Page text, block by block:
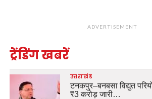
ADVERTISEMENT
ट्रेंडिंग खबरें
उत्तराखंड
टनकपुर–बनबसा विद्युत
₹3 करोड़ जारी…